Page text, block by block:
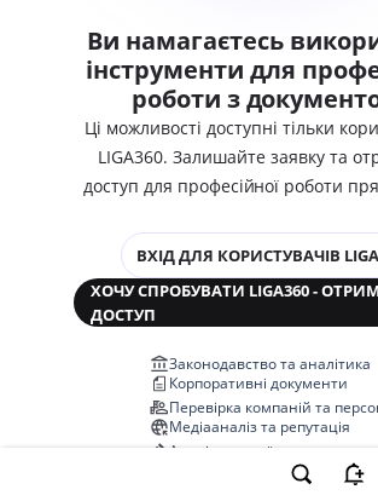
Ви намагаєтесь
інструменти для
роботи з
Ці можливості доступні тільки
LIGA360. Залишайте заявку та
доступ для професійної роботи
ВХІД ДЛЯ КОРИСТУВАЧІВ
ХОЧУ СПРОБУВАТИ LIGA360 -
ДОСТУП
Законодавство та аналітика
Корпоративні документи
Перевірка компаній та
Медіааналіз та репутація
Аналіз судової практики
Автоматизація договорів